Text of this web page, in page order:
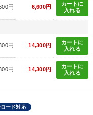
円 6,600円
カートに
入れる
円 14,300円
カートに
入れる
円 14,300円
カートに
入れる
ロード対応